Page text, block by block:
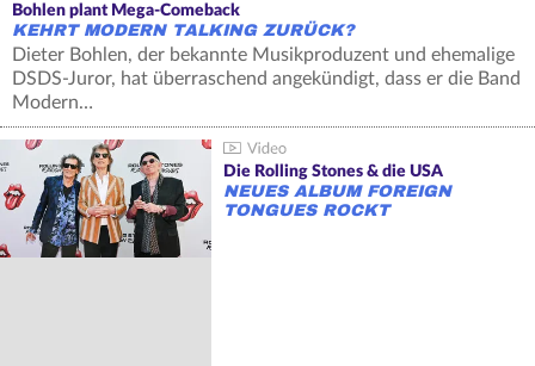
Bohlen plant Mega-Comeback
KEHRT MODERN TALKING ZURÜCK?
Dieter Bohlen, der bekannte Musikproduzent und ehemalige
DSDS-Juror, hat überraschend angekündigt, dass er die Band
Modern…
Die Rolling Stones & die USA
NEUES ALBUM FOREIGN
TONGUES ROCKT